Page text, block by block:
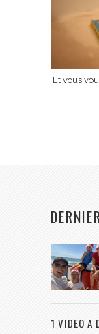
Et vous
1 VIDEO A